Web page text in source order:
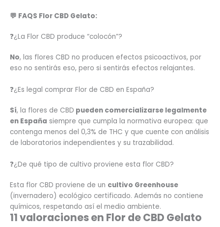
💬 FAQS Flor CBD Gelato:
❓¿La Flor CBD produce “colocón”?
No, las flores CBD no producen efectos psicoactivos, por
eso no sentirás eso, pero si sentirás efectos relajantes.
❓¿Es legal comprar Flor de CBD en España?
Sí, la flores de CBD pueden comercializarse legalmente
en España siempre que cumpla la normativa europea: que
contenga menos del 0,3% de THC y que cuente con análisis
de laboratorios independientes y su trazabilidad.
❓¿De qué tipo de cultivo proviene esta flor CBD?
Esta flor CBD proviene de un cultivo Greenhouse
(invernadero) ecológico certificado. Además no contiene
químicos, respetando así el medio ambiente.
11 valoraciones en Flor de CBD Gelato